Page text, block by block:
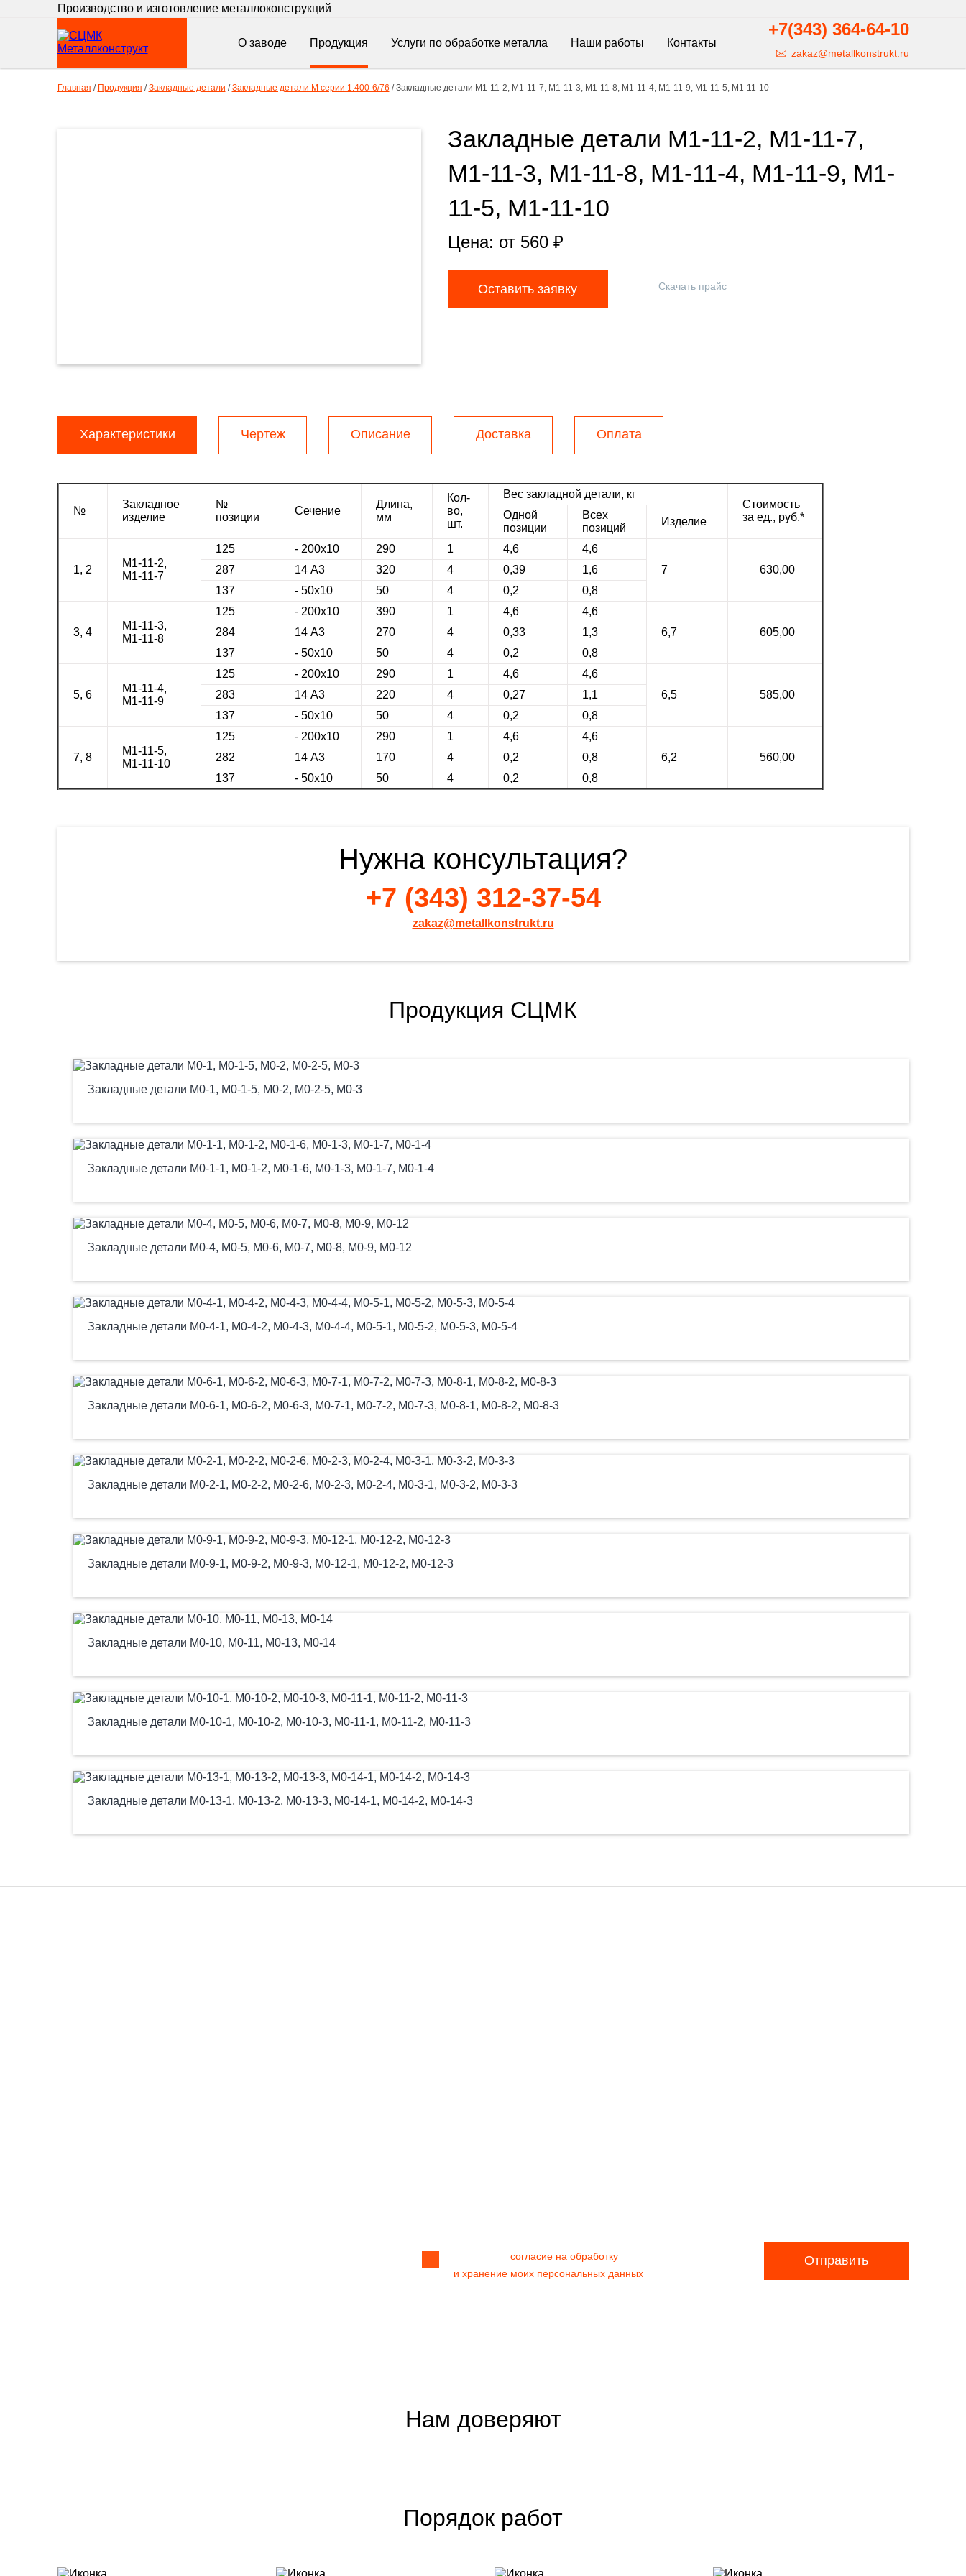
Производство и изготовление металлоконструкций
О заводе Продукция Услуги по обработке металла Наши работы Контакты
+7(343) 364-64-10
zakaz@metallkonstrukt.ru
Главная / Продукция / Закладные детали / Закладные детали М серии 1.400-6/76 / Закладные детали М1-11-2, М1-11-7, М1-11-3, М1-11-8, М1-11-4, М1-11-9, М1-11-5, М1-11-10
Закладные детали М1-11-2, М1-11-7,
М1-11-3, М1-11-8, М1-11-4, М1-11-9, М1-
11-5, М1-11-10
Цена: от 560₽
Оставить заявку Скачать прайс
Характеристики Чертеж Описание Доставка Оплата
№
Закладное
изделие
№
позиции
Сечение
Длина,
мм
Кол-
во,
шт.
Вес закладной детали, кг
Стоимость
за ед., руб.*
Одной
позиции
Всех
позиций
Изделие
1, 2
М1-11-2,
М1-11-7
125 - 200х10 290 1 4,6
4,6
7
630,00
287 14 А3 320 4 0,39
1,6
137
- 50х10 50 4 0,2 0,8
3, 4
М1-11-3,
М1-11-8
125 - 200х10 390 1 4,6
4,6
6,7
605,00
284 14 А3 270 4 0,33
1,3
137
- 50х10 50 4 0,2 0,8
5, 6
М1-11-4,
М1-11-9
125 - 200х10 290 1 4,6
4,6
6,5
585,00
283 14 А3 220 4 0,27
1,1
137
- 50х10 50 4 0,2 0,8
7, 8
М1-11-5,
М1-11-10
125 - 200х10 290 1 4,6
4,6
6,2
560,00
282 14 А3 170 4 0,2
0,8
137
- 50х10 50 4 0,2 0,8
Нужна консультация?
+7 (343) 312-37-54
zakaz@metallkonstrukt.ru
Продукция СЦМК
Закладные детали М0-1, М0-1-5, М0-2, М0-2-5, М0-3
Закладные детали М0-1-1, М0-1-2, М0-1-6, М0-1-3, М0-1-7, М0-1-4
Закладные детали М0-4, М0-5, М0-6, М0-7, М0-8, М0-9, М0-12
Закладные детали М0-4-1, М0-4-2, М0-4-3, М0-4-4, М0-5-1, М0-5-2, М0-5-3, М0-5-4
Закладные детали М0-6-1, М0-6-2, М0-6-3, М0-7-1, М0-7-2, М0-7-3, М0-8-1, М0-8-2, М0-8-3
Закладные детали М0-2-1, М0-2-2, М0-2-6, М0-2-3, М0-2-4, М0-3-1, М0-3-2, М0-3-3
Закладные детали М0-9-1, М0-9-2, М0-9-3, М0-12-1, М0-12-2, М0-12-3
Закладные детали М0-10, М0-11, М0-13, М0-14
Закладные детали М0-10-1, М0-10-2, М0-10-3, М0-11-1, М0-11-2, М0-11-3
Закладные детали М0-13-1, М0-13-2, М0-13-3, М0-14-1, М0-14-2, М0-14-3
согласие на обработку
и хранение моих персональных данных
Отправить
Нам доверяют
Порядок работ